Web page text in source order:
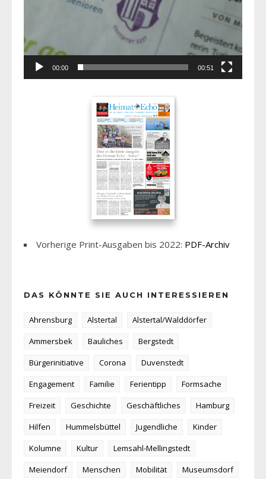
00:00 00:51
Vorherige Print-Ausgaben bis 2022: PDF-Archiv
DAS KÖNNTE SIE AUCH INTERESSIEREN
Ahrensburg Alstertal
Alstertal/Walddörfer
Ammersbek
Bauliches
Bergstedt
Bürgerinitiative
Corona
Duvenstedt
Engagement
Familie Ferientipp
Formsache
Freizeit
Geschichte Geschäftliches
Hamburg
Hilfen
Hummelsbüttel Jugendliche
Kinder
Kolumne
Kultur
Lemsahl-Mellingstedt
Meiendorf
Menschen Mobilität
Museumsdorf